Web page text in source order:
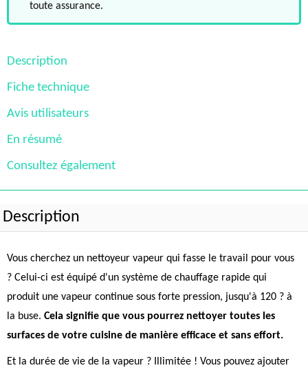
toute assurance.
Description
Fiche technique
Avis utilisateurs
En résumé
Consultez également
Description
Vous cherchez un nettoyeur vapeur qui fasse le travail pour vous
? Celui-ci est équipé d'un système de chauffage rapide qui
produit une vapeur continue sous forte pression, jusqu'à 120 ? à
la buse. Cela signifie que vous pourrez nettoyer toutes les
surfaces de votre cuisine de manière efficace et sans effort.
Et la durée de vie de la vapeur ? Illimitée ! Vous pouvez ajouter